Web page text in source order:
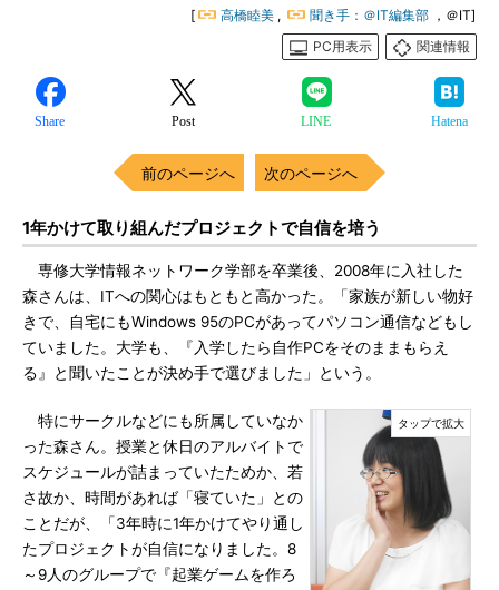
[ 高橋睦美 , 聞き手：＠IT編集部 ，＠IT]
PC用表示
関連情報
Share Post LINE Hatena
前のページへ 次のページへ
1年かけて取り組んだプロジェクトで自信を培う
専修大学情報ネットワーク学部を卒業後、2008年に入社した
森さんは、ITへの関心はもともと高かった。「家族が新しい物好
きで、自宅にもWindows 95のPCがあってパソコン通信などもし
ていました。大学も、『入学したら自作PCをそのままもらえ
る』と聞いたことが決め手で選びました」という。
特にサークルなどにも所属していなか
った森さん。授業と休日のアルバイトで
スケジュールが詰まっていたためか、若
さ故か、時間があれば「寝ていた」との
ことだが、「3年時に1年かけてやり通し
たプロジェクトが自信になりました。8
～9人のグループで『起業ゲームを作ろ